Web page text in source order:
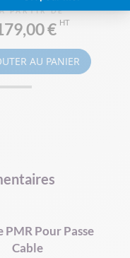
À PARTIR DE
€
AU PANIER
PMR Pour Passe
Cable